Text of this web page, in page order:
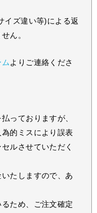
イズ違い等)による返
ん。
よりご連絡くださ
っておりますが、
的ミスにより誤表
ルさせていただく
たしますので、あ
ため、ご注文確定